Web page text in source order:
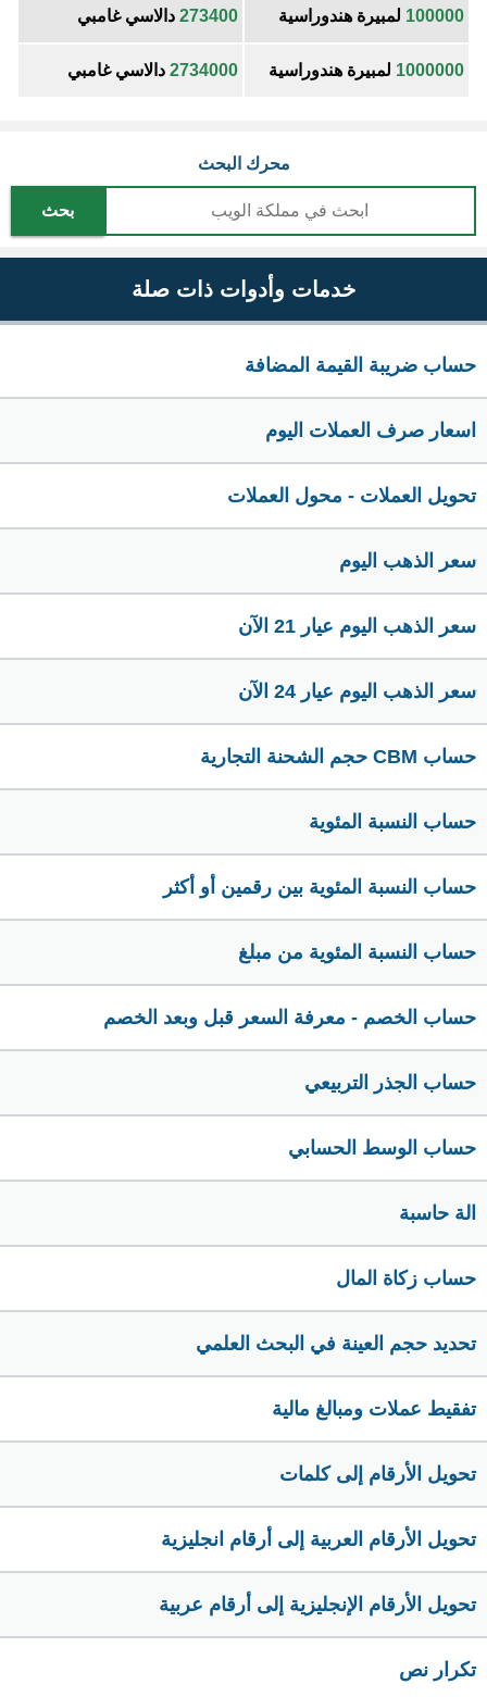
100000 لمبيرة هندوراسية 273400 دالاسي غامبي
1000000 لمبيرة هندوراسية 2734000 دالاسي غامبي
محرك البحث
بحث
خدمات وأدوات ذات صلة
حساب ضريبة القيمة المضافة
اسعار صرف العملات اليوم
تحويل العملات - محول العملات
سعر الذهب اليوم
سعر الذهب اليوم عيار 21 الآن
سعر الذهب اليوم عيار 24 الآن
حساب CBM حجم الشحنة التجارية
حساب النسبة المئوية
حساب النسبة المئوية بين رقمين أو أكثر
حساب النسبة المئوية من مبلغ
حساب الخصم - معرفة السعر قبل وبعد الخصم
حساب الجذر التربيعي
حساب الوسط الحسابي
الة حاسبة
حساب زكاة المال
تحديد حجم العينة في البحث العلمي
تفقيط عملات ومبالغ مالية
تحويل الأرقام إلى كلمات
تحويل الأرقام العربية إلى أرقام انجليزية
تحويل الأرقام الإنجليزية إلى أرقام عربية
تكرار نص